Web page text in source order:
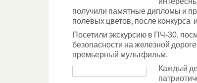
получили памятные дипломы и
полевых цветов, после конкурса
Посетили экскурсию в ПЧ-30,
безопасности на железной
премьерный мультфильм.
Каждый